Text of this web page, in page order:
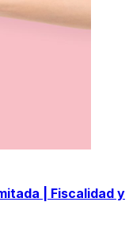
| Fiscalidad y